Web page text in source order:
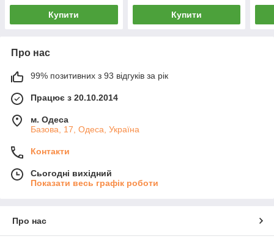
Купити Купити
Про нас
99% позитивних з 93 відгуків за рік
Працює з 20.10.2014
м. Одеса
Базова, 17, Одеса, Україна
Контакти
Сьогодні вихідний
Показати весь графік роботи
Про нас